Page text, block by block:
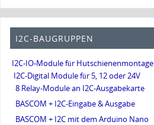
I2C-BAUGRUPPEN
I2C-IO-Module für Hutschienenmontage
I2C-Digital Module für 5, 12 oder 24V
8 Relay-Module an I2C-Ausgabekarte
BASCOM + I2C-Eingabe & Ausgabe
BASCOM + I2C mit dem Arduino Nano